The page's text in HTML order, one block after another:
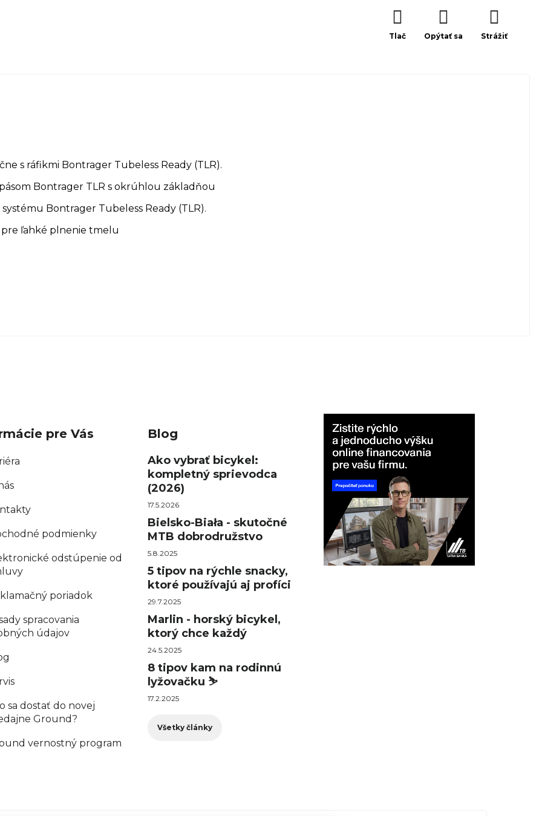
Tlač Opýtať sa Strážiť
s ráfikmi Bontrager Tubeless Ready (TLR).
Bontrager TLR s okrúhlou základňou
Bontrager Tubeless Ready (TLR).
ľahké plnenie tmelu
pre Vás
podmienky
odstúpenie od
poriadok
spracovania
údajov
sa dostať do novej
Ground?
vernostný program
Blog
Ako vybrať bicykel:
kompletný sprievodca
(2026)
17.5.2026
Bielsko-Biała - skutočné
MTB dobrodružstvo
5.8.2025
5 tipov na rýchle snacky,
ktoré používajú aj profíci
29.7.2025
Marlin - horský bicykel,
ktorý chce každý
24.5.2025
8 tipov kam na rodinnú
lyžovačku ⛷️
17.2.2025
Všetky články